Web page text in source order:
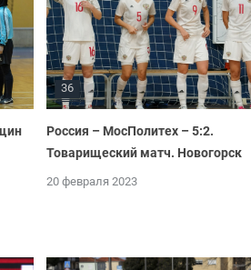
36
Россия – МосПолитех – 5:2.
Товарищеский матч. Новогорск
20 февраля 2023